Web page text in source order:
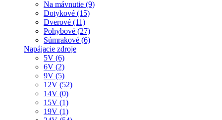
Na mávnutie (9)
Dotykové (15)
Dverové (11)
Pohybové (27)
Súmrakové (6)
Napájacie zdroje
5V (6)
6V (2)
9V (5)
12V (52)
14V (0)
15V (1)
19V (1)